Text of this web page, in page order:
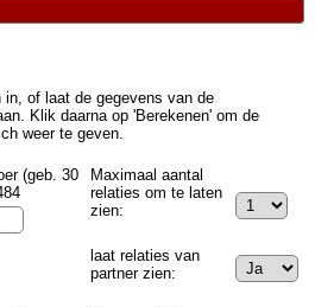
of laat de gegevens van de
Klik daarna op 'Berekenen' om de
weer te geven.
(geb. 30
Maximaal aantal
relaties om te laten
zien:
laat relaties van
partner zien: